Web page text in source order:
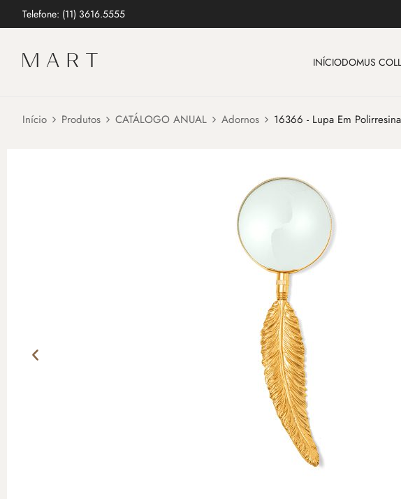
Telefone: (11) 3616.5555
INÍCIODOMUS
Início Produtos CATÁLOGO ANUAL Adornos 16366 - Lupa Em Polirresina